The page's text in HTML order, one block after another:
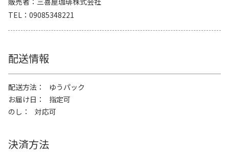
TEL
09085348221
配送情報
配送方法
ゆうパック
お届け日
指定可
のし
対応可
決済方法